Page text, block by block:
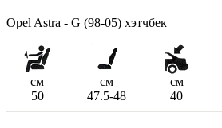
Opel Astra - G (98-05) хэтчбек
см см
см
50
47.5-48 40